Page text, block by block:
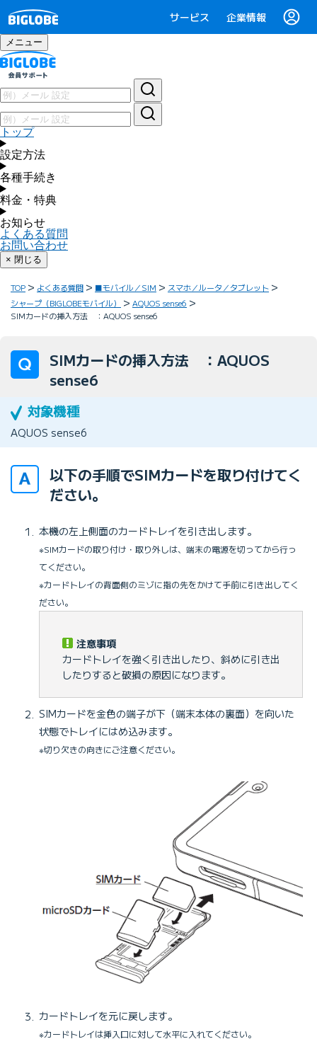
サービス 企業情報
メニュー
トップ
設定方法
各種手続き
料金・特典
お知らせ
よくある質問
お問い合わせ
× 閉じる
TOP よくある質問 ■モバイル／SIM
スマホ／ルータ／タブレット
シャープ（BIGLOBEモバイル）
AQUOS sense6
SIMカードの挿入方法 ：AQUOS sense6
SIMカードの挿入方法 ：AQUOS
sense6
AQUOS sense6
以下の手順でSIMカードを取り付けてく
ださい。
本機の左上側面のカードトレイを引き出します。
※SIMカードの取り付け・取り外しは、端末の電源を切ってから行っ
てください。
※カードトレイの背面側のミゾに指の先をかけて手前に引き出してく
ださい。
注意事項
カードトレイを強く引き出したり、斜めに引き出
したりすると破損の原因になります。
SIMカードを金色の端子が下（端末本体の裏面）を向いた
状態でトレイにはめ込みます。
※切り欠きの向きにご注意ください。
カードトレイを元に戻します。
※カードトレイは挿入口に対して水平に入れてください。